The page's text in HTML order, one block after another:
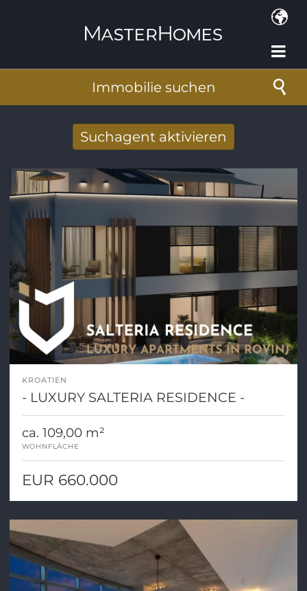
Immobilie suchen
Suchagent aktivieren
E-Mail-Adresse
KROATIEN
- LUXURY SALTERIA RESIDENCE -
ca. 109,00 m²
WOHNFLÄCHE
EUR 660.000